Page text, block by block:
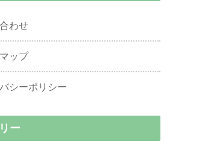
わせ
ップ
シーポリシー
ー